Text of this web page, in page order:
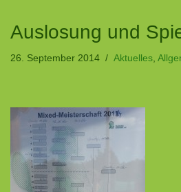
Auslosung und
26. September 2014 Aktuelles